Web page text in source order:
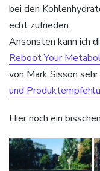
bei den
echt zufrieden.
Ansonsten kann ich
Reboot Your
von Mark Sisson
und
Hier noch ein